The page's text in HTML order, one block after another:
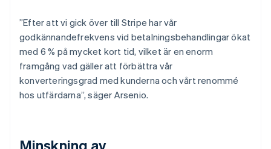
”Efter att vi gick över till Stripe har vår
godkännandefrekvens vid betalningsbehandlingar ökat
med 6 % på mycket kort tid, vilket är en enorm
framgång vad gäller att förbättra vår
konverteringsgrad med kunderna och vårt renommé
hos utfärdarna”, säger Arsenio.
Minskning av